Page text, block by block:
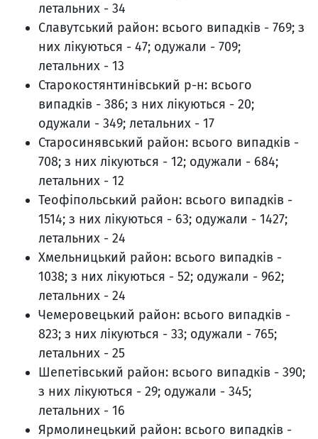
летальних - 34
Славутський район: всього випадків - 769; з
них лікуються - 47; одужали - 709;
летальних - 13
Старокостянтинівський р-н: всього
випадків - 386; з них лікуються - 20;
одужали - 349; летальних - 17
Старосинявський район: всього випадків -
708; з них лікуються - 12; одужали - 684;
летальних - 12
Теофіпольський район: всього випадків -
1514; з них лікуються - 63; одужали - 1427;
летальних - 24
Хмельницький район: всього випадків -
1038; з них лікуються - 52; одужали - 962;
летальних - 24
Чемеровецький район: всього випадків -
823; з них лікуються - 33; одужали - 765;
летальних - 25
Шепетівський район: всього випадків - 390;
з них лікуються - 29; одужали - 345;
летальних - 16
Ярмолинецький район: всього випадків -